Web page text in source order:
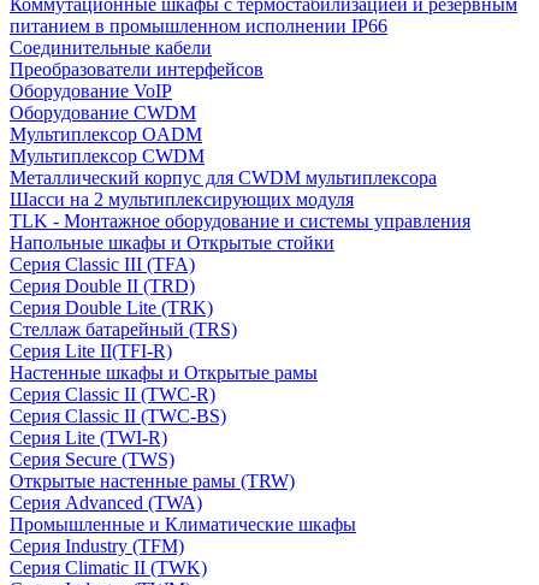
Коммутационные шкафы с термостабилизацией и резервным
питанием в промышленном исполнении IP66
Соединительные кабели
Преобразователи интерфейсов
Оборудование VoIP
Оборудование CWDM
Мультиплекcор OADM
Мультиплексор CWDM
Металлический корпус для CWDM мультиплексора
Шасси на 2 мультиплексирующих модуля
TLK - Монтажное оборудование и системы управления
Напольные шкафы и Открытые стойки
Серия Classic III (TFA)
Серия Double II (TRD)
Серия Double Lite (TRK)
Стеллаж батарейный (TRS)
Серия Lite II(TFI-R)
Настенные шкафы и Открытые рамы
Серия Classic II (TWC-R)
Серия Classic II (TWC-BS)
Серия Lite (TWI-R)
Серия Secure (TWS)
Открытые настенные рамы (TRW)
Серия Advanced (TWA)
Промышленные и Климатические шкафы
Серия Industry (TFM)
Серия Climatic II (TWK)